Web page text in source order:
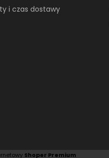
i czas dostawy
Shoper Premium